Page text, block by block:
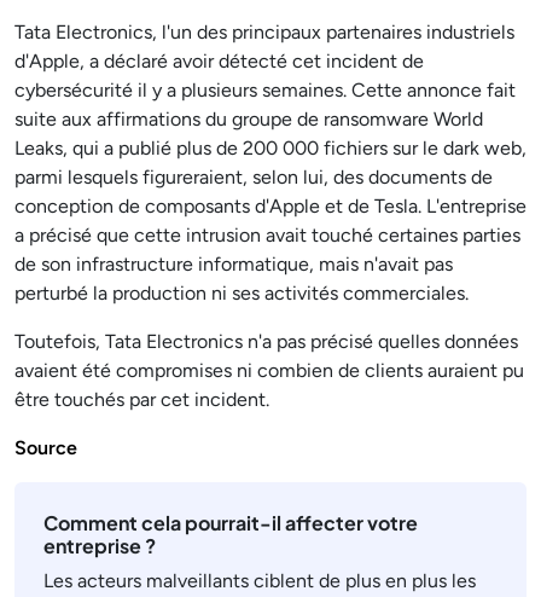
Tata Electronics, l'un des principaux partenaires industriels
d'Apple, a déclaré avoir détecté cet incident de
cybersécurité il y a plusieurs semaines. Cette annonce fait
suite aux affirmations du groupe de ransomware World
Leaks, qui a publié plus de 200 000 fichiers sur le dark web,
parmi lesquels figureraient, selon lui, des documents de
conception de composants d'Apple et de Tesla. L'entreprise
a précisé que cette intrusion avait touché certaines parties
de son infrastructure informatique, mais n'avait pas
perturbé la production ni ses activités commerciales.
Toutefois, Tata Electronics n'a pas précisé quelles données
avaient été compromises ni combien de clients auraient pu
être touchés par cet incident.
Source
Comment cela pourrait-il affecter votre
entreprise ?
Les acteurs malveillants ciblent de plus en plus les